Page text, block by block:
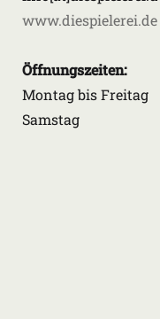
www.diespielerei.de
Öffnungszeiten:
Montag bis Freitag
Samstag